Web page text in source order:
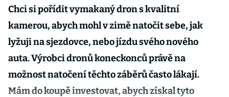
Chci si pořídit vymakaný dron s kvalitní
kamerou, abych mohl v zimě natočit sebe, jak
lyžuji na sjezdovce, nebo jízdu svého nového
auta. Výrobci dronů koneckonců právě na
možnost natočení těchto záběrů často lákají.
Mám do koupě investovat, abych získal tyto